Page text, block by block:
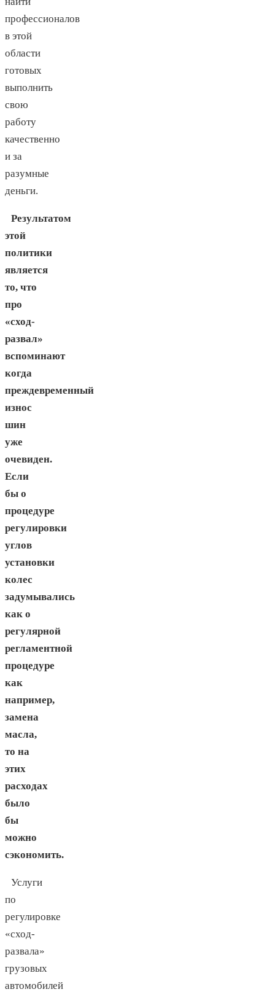
профессионалов
в этой
области
готовых
выполнить
свою
работу
качественно
и за
разумные
деньги.
Результатом
этой
политики
является
то, что
про
«сход-
развал»
вспоминают
когда
преждевременный
износ
шин
уже
очевиден.
Если
бы о
процедуре
регулировки
углов
установки
колес
задумывались
как о
регулярной
регламентной
процедуре
как
например,
замена
масла,
то на
этих
расходах
было
бы
можно
сэкономить.
Услуги
по
регулировке
«сход-
развала»
грузовых
автомобилей